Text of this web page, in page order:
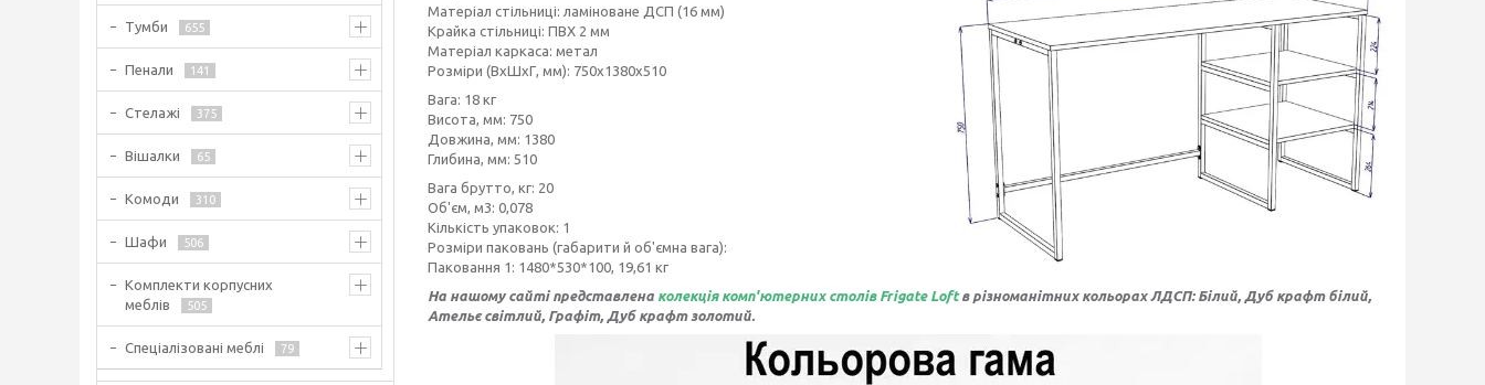
Матеріал стільниці: ламіноване ДСП (16 мм)
Крайка стільниці: ПВХ 2 мм
Матеріал каркаса: метал
Розміри (ВхШхГ, мм): 750х1380х510
Вага: 18 кг
Висота, мм: 750
Довжина, мм: 1380
Глибина, мм: 510
Вага брутто, кг: 20
Об'єм, м3: 0,078
Кількість упаковок: 1
Розміри паковань (габарити й об'ємна вага):
Паковання 1: 1480*530*100, 19,61 кг
На нашому сайті представлена колекція комп'ютерних столів Frigate Loft в різноманітних кольорах ЛДСП: Білий, Дуб крафт білий,
Ательє світлий, Графіт, Дуб крафт золотий.
Тумби 655
Пенали 141
Стелажі 375
Вішалки 65
Комоди 310
Шафи 506
Комплекти корпусних
меблів
505
Спеціалізовані меблі 79